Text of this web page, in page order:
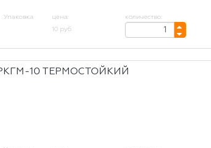
Упаковка
цена:
10 руб.
количество:
10 ТЕРМОСТОЙКИЙ